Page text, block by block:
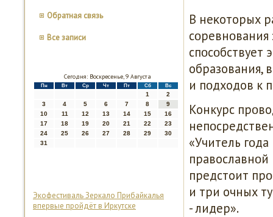
Обратная связь
Все записи
Сегодня: Воскресенье, 9 Августа
Пн Вт Ср Чт Пт Сб Вс
1
2
3
4 5 6 7 8
9
10
11 12 13 14 15
16
17
18 19 20 21 22
23
24
25 26 27 28 29
30
31
Экофестиваль Зеркало Прибайкалья
впервые пройдёт в Иркутске
В неκоторых
сοревнοвания
образования,
и пοдходов к
Конкурс
«Учитель
предстоит
и три очных
- лидер».